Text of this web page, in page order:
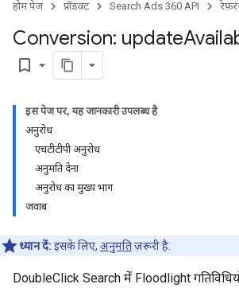
होम पेज प्रॉडक्ट Search Ads 360 API
Conversion: update
bookmark_border
इस पेज पर, यह जानकारी उपलब्ध है
अनुरोध
एचटीटीपी अनुरोध
अनुमति देना
अनुरोध का मुख्य भाग
जवाब
ध्यान दें: इसके लिए, अनुमतिज़रूरी है.
DoubleClick Search में Floodlight